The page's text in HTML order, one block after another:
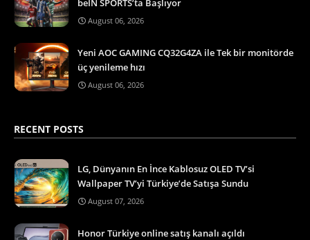
beIN SPORTS’ta Başlıyor
August 06, 2026
Yeni AOC GAMING CQ32G4ZA ile Tek bir monitörde
üç yenileme hızı
August 06, 2026
RECENT POSTS
LG, Dünyanın En İnce Kablosuz OLED TV’si
Wallpaper TV’yi Türkiye’de Satışa Sundu
August 07, 2026
Honor Türkiye online satış kanalı açıldı